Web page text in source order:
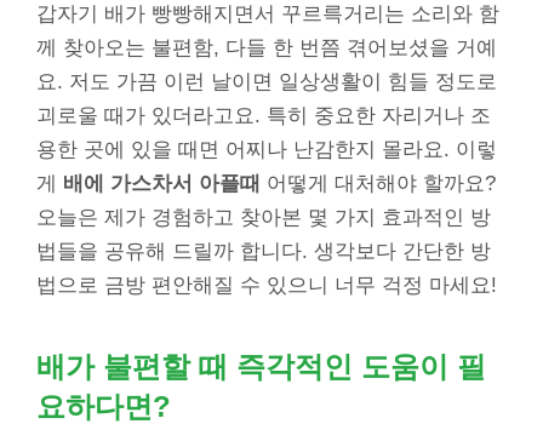
갑자기 배가 빵빵해지면서 꾸르륵거리는 소리와 함
께 찾아오는 불편함, 다들 한 번쯤 겪어보셨을 거예
요. 저도 가끔 이런 날이면 일상생활이 힘들 정도로
괴로울 때가 있더라고요. 특히 중요한 자리거나 조
용한 곳에 있을 때면 어찌나 난감한지 몰라요. 이렇
게 배에 가스차서 아플때 어떻게 대처해야 할까요?
오늘은 제가 경험하고 찾아본 몇 가지 효과적인 방
법들을 공유해 드릴까 합니다. 생각보다 간단한 방
법으로 금방 편안해질 수 있으니 너무 걱정 마세요!
배가 불편할 때 즉각적인 도움이 필
요하다면?